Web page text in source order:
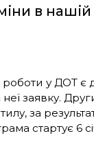
в нашій
роботи у
заявку.
за
стартує 6